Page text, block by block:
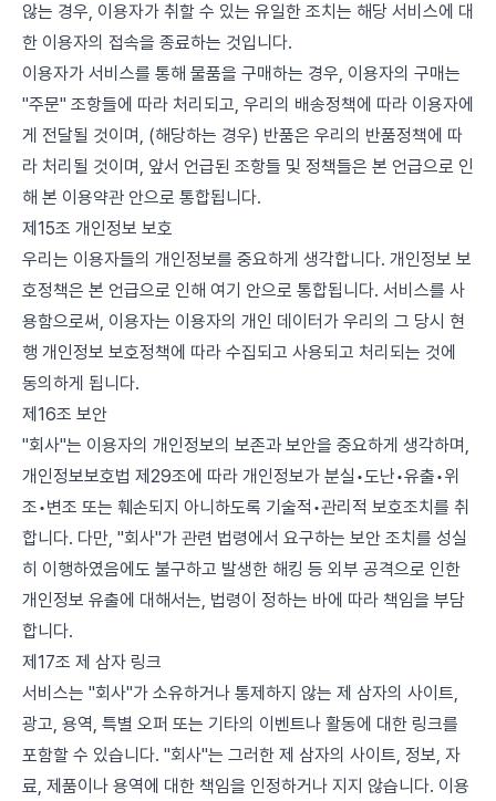
않는 경우, 이용자가 취할 수 있는 유일한 조치는 해당 서비스에 대
한 이용자의 접속을 종료하는 것입니다.
이용자가 서비스를 통해 물품을 구매하는 경우, 이용자의 구매는
"주문" 조항들에 따라 처리되고, 우리의 배송정책에 따라 이용자에
게 전달될 것이며, (해당하는 경우) 반품은 우리의 반품정책에 따
라 처리될 것이며, 앞서 언급된 조항들 및 정책들은 본 언급으로 인
해 본 이용약관 안으로 통합됩니다.
제15조 개인정보 보호
우리는 이용자들의 개인정보를 중요하게 생각합니다. 개인정보 보
호정책은 본 언급으로 인해 여기 안으로 통합됩니다. 서비스를 사
용함으로써, 이용자는 이용자의 개인 데이터가 우리의 그 당시 현
행 개인정보 보호정책에 따라 수집되고 사용되고 처리되는 것에
동의하게 됩니다.
제16조 보안
"회사"는 이용자의 개인정보의 보존과 보안을 중요하게 생각하며,
개인정보보호법 제29조에 따라 개인정보가 분실•도난•유출•위
조•변조 또는 훼손되지 아니하도록 기술적•관리적 보호조치를 취
합니다. 다만, "회사"가 관련 법령에서 요구하는 보안 조치를 성실
히 이행하였음에도 불구하고 발생한 해킹 등 외부 공격으로 인한
개인정보 유출에 대해서는, 법령이 정하는 바에 따라 책임을 부담
합니다.
제17조 제 삼자 링크
서비스는 "회사"가 소유하거나 통제하지 않는 제 삼자의 사이트,
광고, 용역, 특별 오퍼 또는 기타의 이벤트나 활동에 대한 링크를
포함할 수 있습니다. "회사"는 그러한 제 삼자의 사이트, 정보, 자
료, 제품이나 용역에 대한 책임을 인정하거나 지지 않습니다. 이용